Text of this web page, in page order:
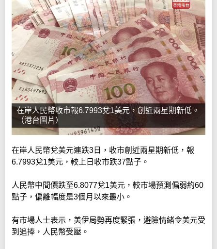
在岸人民幣收市報6.7993兌1美元，創近兩星期新低。
（港台圖片）
在岸人民幣兌美元連跌3日，收市創近兩星期新低，報
6.7993兌1美元，較上日收市跌37點子。
人民幣中間價跌至6.8077兌1美元，較市場預測偏弱約60
點子，偏離幅度是3個月以來最小。
有市場人士表示，美伊局勢再度緊張，避險情緒令美元受
到追捧，人民幣受壓。